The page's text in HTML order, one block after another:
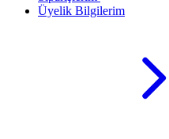
Üyelik Bilgilerim